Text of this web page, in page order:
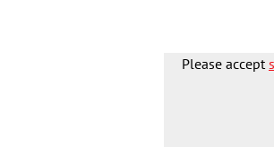
Please accept